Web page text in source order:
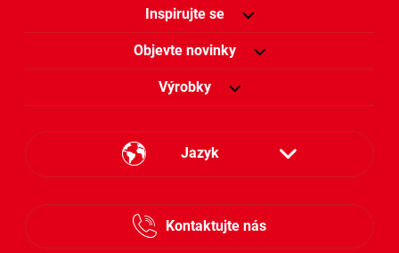
Inspirujte se
Objevte novinky
Výrobky
Jazyk
Česky
Kontaktujte nás